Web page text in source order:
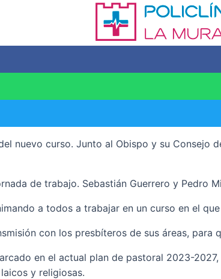
nuevo curso. Junto al Obispo y su
de trabajo. Sebastián Guerrero y
a todos a trabajar en un curso en el
con los presbíteros de sus áreas,
en el actual plan de pastoral 2023-
y religiosas.